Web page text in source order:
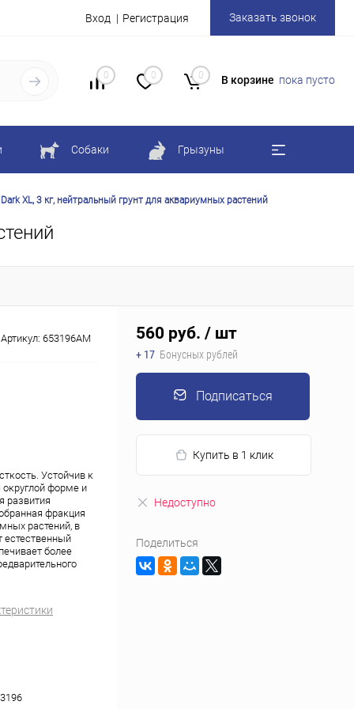
Вход Регистрация Заказать звонок
0 0 0 В корзине пока пусто
Собаки Грызуны
XL, 3 кг, нейтральный грунт для аквариумных растений
Артикул: 653196АМ
Устойчив к
округлой форме и
развития
фракция
растений, в
естественный
более
560 руб. / шт
+ 17 Бонусных рублей
Подписаться
Купить в 1 клик
Недоступно
Поделиться